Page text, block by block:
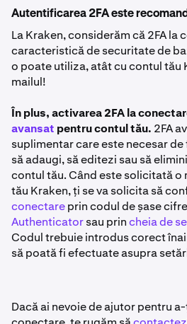
Adaugă cheie de accesși
5
Urmează instrucțiunile
2FA la conectare.
3 SelecteazăSetăriși apoi
4
Selectează Activare 2FA de
conectare. Dacă ai deja 2FA
Schimbă metoda și alege
securitate hardware(nivel
aplicație Authenticator (nivel
Autentificarea 2FA este
La Kraken, considerăm că 2FA la
caracteristică de securitate de
o poate utiliza, atât cu contul tău
mailul!
În plus, activarea 2FA la
avansat pentru contul tău. 2FA
suplimentar care este necesar
să adaugi, să editezi sau să
contul tău. Când este solicitată
tău Kraken, ți se va solicita să
conectareprin codul de șase
Authenticatorsau princheia de
Codul trebuie introdus corect
să poată fi efectuate asupra
Dacă ai nevoie de ajutor pentru